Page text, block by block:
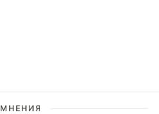
МНЕНИЯ